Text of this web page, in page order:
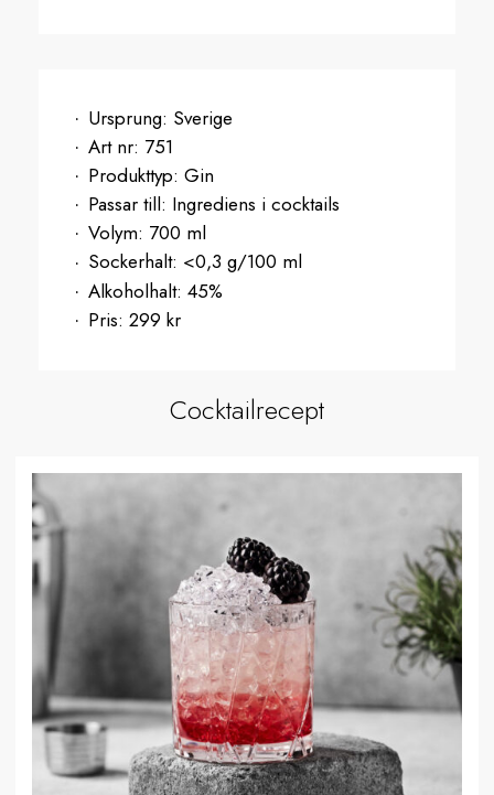
Ursprung: Sverige
Art nr: 751
Produkttyp: Gin
Passar till: Ingrediens i cocktails
Volym: 700 ml
Sockerhalt: <0,3 g/100 ml
Alkoholhalt: 45%
Pris: 299 kr
Cocktailrecept